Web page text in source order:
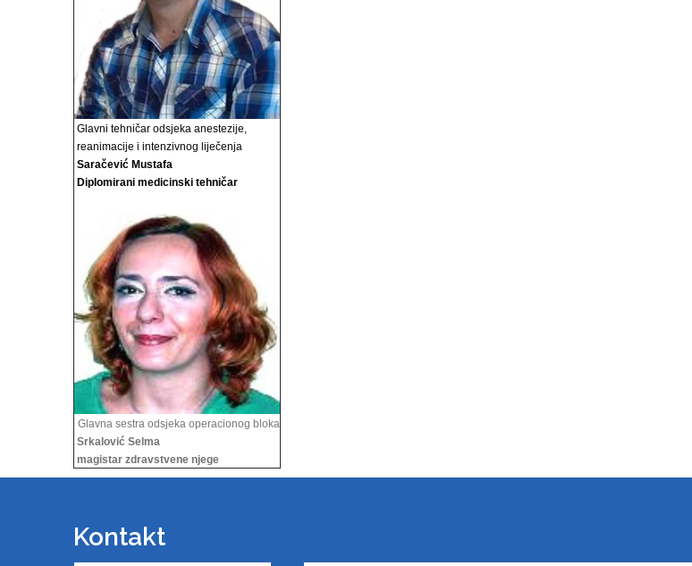
Glavni tehničar odsjeka anestezije,
reanimacije i intenzivnog liječenja
Saračević Mustafa
Diplomirani medicinski tehničar
Glavna sestra odsjeka operacionog bloka
Srkalović Selma
magistar zdravstvene njege
Kontakt